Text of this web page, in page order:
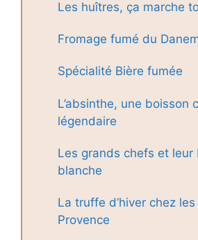
Les huîtres, ça marche
Fromage fumé du
Spécialité Bière fumée
L’absinthe, une boisson
légendaire
Les grands chefs et leur
blanche
La truffe d’hiver chez
Provence